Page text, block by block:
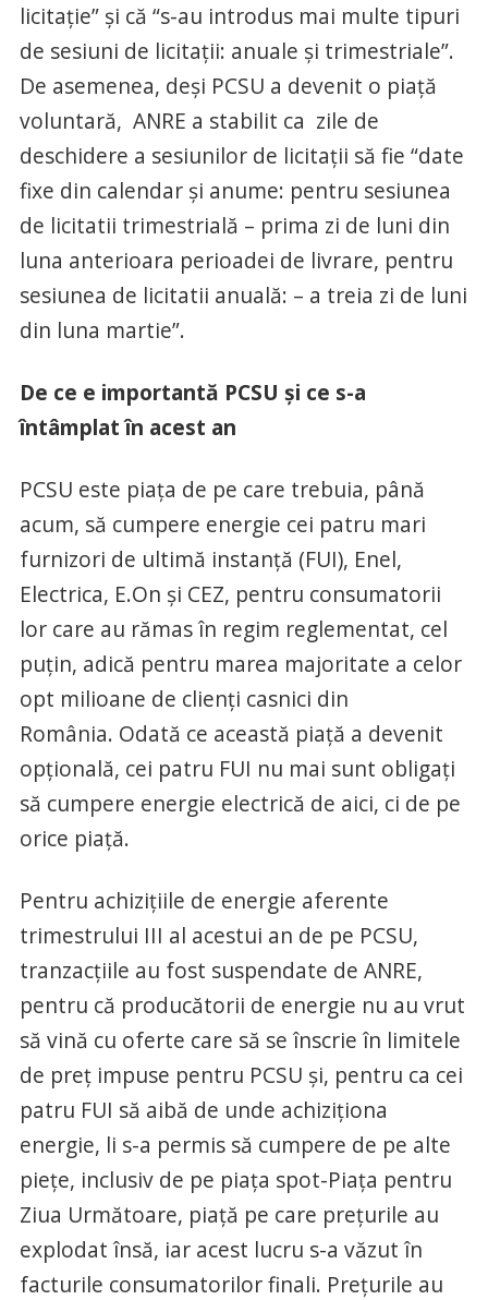
licitație” şi că “s-au introdus mai multe tipuri
de sesiuni de licitații: anuale și trimestriale”.
De asemenea, deşi PCSU a devenit o piaţă
voluntară, ANRE a stabilit ca zile de
deschidere a sesiunilor de licitații să fie “date
fixe din calendar și anume: pentru sesiunea
de licitatii trimestrială – prima zi de luni din
luna anterioara perioadei de livrare, pentru
sesiunea de licitatii anuală: – a treia zi de luni
din luna martie”.
De ce e importantă PCSU şi ce s-a
întâmplat în acest an
PCSU este piaţa de pe care trebuia, până
acum, să cumpere energie cei patru mari
furnizori de ultimă instanţă (FUI), Enel,
Electrica, E.On şi CEZ, pentru consumatorii
lor care au rămas în regim reglementat, cel
puţin, adică pentru marea majoritate a celor
opt milioane de clienţi casnici din
România. Odată ce această piaţă a devenit
opţională, cei patru FUI nu mai sunt obligaţi
să cumpere energie electrică de aici, ci de pe
orice piaţă.
Pentru achiziţiile de energie aferente
trimestrului III al acestui an de pe PCSU,
tranzacţiile au fost suspendate de ANRE,
pentru că producătorii de energie nu au vrut
să vină cu oferte care să se înscrie în limitele
de preţ impuse pentru PCSU şi, pentru ca cei
patru FUI să aibă de unde achiziţiona
energie, li s-a permis să cumpere de pe alte
pieţe, inclusiv de pe piaţa spot-Piaţa pentru
Ziua Următoare, piaţă pe care preţurile au
explodat însă, iar acest lucru s-a văzut în
facturile consumatorilor finali. Preţurile au